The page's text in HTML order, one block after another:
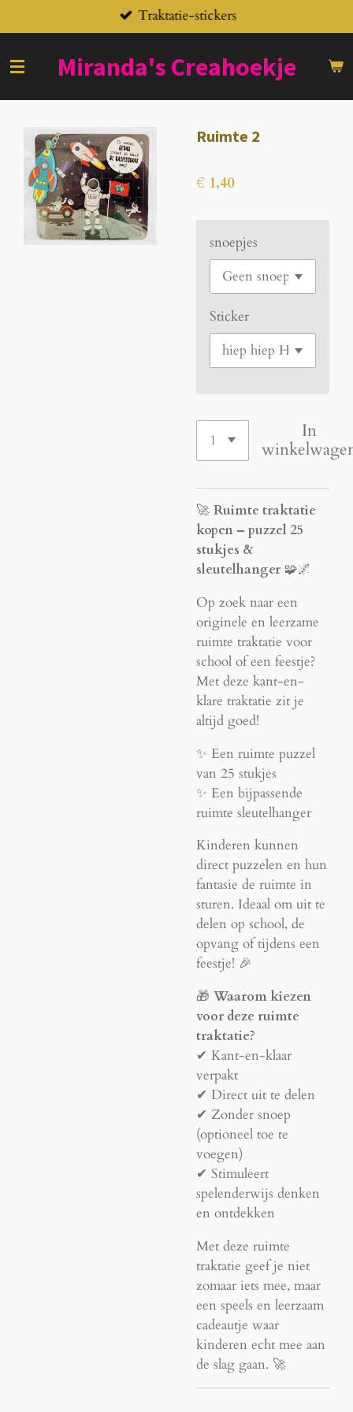
direct
naar
de
Traktatie-stickers
Miranda's Creahoekje
Ruimte 2
€ 1,40
snoepjes
Sticker
In
🚀 Ruimte traktatie
kopen – puzzel 25
stukjes &
sleutelhanger 🧩🌌
Op zoek naar een
originele en leerzame
ruimte traktatie voor
school of een feestje?
Met deze kant-en-
klare traktatie zit je
altijd goed!
✨ Een ruimte puzzel
van 25 stukjes
✨ Een bijpassende
ruimte sleutelhanger
Kinderen kunnen
direct puzzelen en hun
fantasie de ruimte in
sturen. Ideaal om uit te
delen op school, de
opvang of tijdens een
feestje! 🎉
🎁 Waarom kiezen
voor deze ruimte
traktatie?
✔ Kant-en-klaar
verpakt
✔ Direct uit te delen
✔ Zonder snoep
(optioneel toe te
voegen)
✔ Stimuleert
spelenderwijs denken
en ontdekken
Met deze ruimte
traktatie geef je niet
zomaar iets mee, maar
een speels en leerzaam
cadeautje waar
kinderen echt mee aan
de slag gaan. 🚀